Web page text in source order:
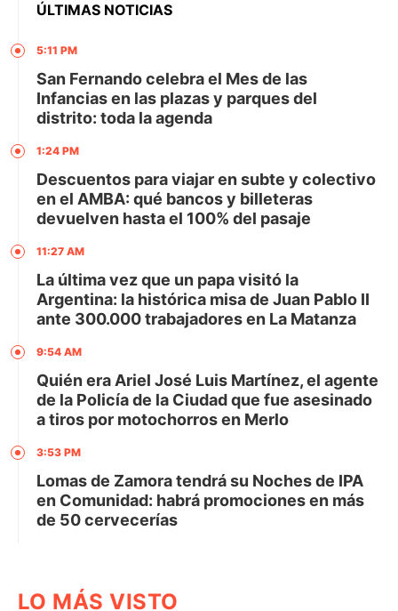
ÚLTIMAS NOTICIAS
5:11 PM
San Fernando celebra el Mes de las
Infancias en las plazas y parques del
distrito: toda la agenda
1:24 PM
Descuentos para viajar en subte y colectivo
en el AMBA: qué bancos y billeteras
devuelven hasta el 100% del pasaje
11:27 AM
La última vez que un papa visitó la
Argentina: la histórica misa de Juan Pablo II
ante 300.000 trabajadores en La Matanza
9:54 AM
Quién era Ariel José Luis Martínez, el agente
de la Policía de la Ciudad que fue asesinado
a tiros por motochorros en Merlo
3:53 PM
Lomas de Zamora tendrá su Noches de IPA
en Comunidad: habrá promociones en más
de 50 cervecerías
LO MÁS VISTO